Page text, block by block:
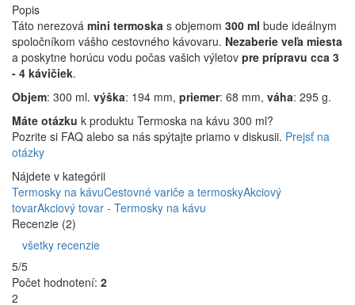
Popis
Táto nerezová mini termoska s objemom 300 ml bude ideálnym
spoločníkom vášho cestovného kávovaru. Nezaberie veľa miesta
a poskytne horúcu vodu počas vašich výletov pre prípravu cca 3
- 4 kávičiek.
Objem: 300 ml. výška: 194 mm, priemer: 68 mm, váha: 295 g.
Máte otázku k produktu Termoska na kávu 300 ml?
Pozrite si FAQ alebo sa nás spýtajte priamo v diskusii. Prejsť na
otázky
Nájdete v kategórii
Termosky na kávuCestovné variče a termoskyAkciový
tovarAkciový tovar - Termosky na kávu
Recenzie (2)
všetky recenzie
5/5
Počet hodnotení: 2
2